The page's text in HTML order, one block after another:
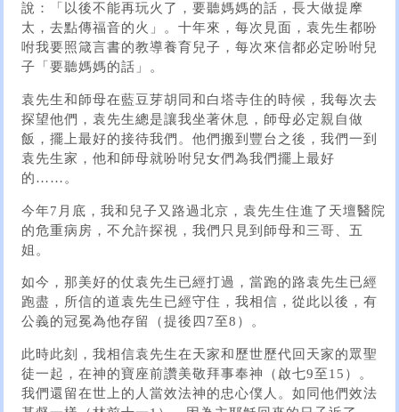
說：「以後不能再玩火了，要聽媽媽的話，長大做提摩
太，去點傳福音的火」。十年來，每次見面，袁先生都吩
咐我要照箴言書的教導養育兒子，每次來信都必定吩咐兒
子「要聽媽媽的話」。
袁先生和師母在藍豆芽胡同和白塔寺住的時候，我每次去
探望他們，袁先生總是讓我坐著休息，師母必定親自做
飯，擺上最好的接待我們。他們搬到豐台之後，我們一到
袁先生家，他和師母就吩咐兒女們為我們擺上最好
的……。
今年7月底，我和兒子又路過北京，袁先生住進了天壇醫院
的危重病房，不允許探視，我們只見到師母和三哥、五
姐。
如今，那美好的仗袁先生已經打過，當跑的路袁先生已經
跑盡，所信的道袁先生已經守住，我相信，從此以後，有
公義的冠冕為他存留（提後四7至8）。
此時此刻，我相信袁先生在天家和歷世歷代回天家的眾聖
徒一起，在神的寶座前讚美敬拜事奉神（啟七9至15）。
我們還留在世上的人當效法神的忠心僕人。如同他們效法